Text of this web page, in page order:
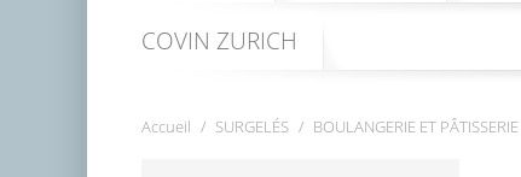
COVIN ZURICH
Accueil SURGELÉS BOULANGERIE ET ​​PÂTISSERIE